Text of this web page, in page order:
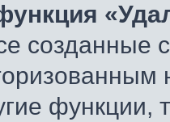
созданные
функции,